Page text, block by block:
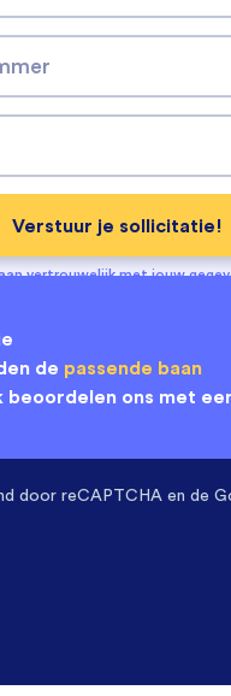
vertrouwelijk met jouw
Verstuur je sollicitatie!
de passende baan
beoordelen ons met
door reCAPTCHA en de